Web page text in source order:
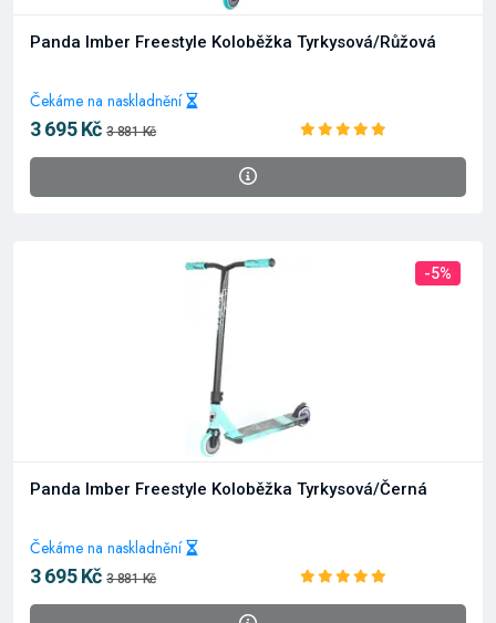
Panda Imber Freestyle Koloběžka Tyrkysová/Růžová
Čekáme na naskladnění
3 695 Kč 3 881 Kč
-5%
Panda Imber Freestyle Koloběžka Tyrkysová/Černá
Čekáme na naskladnění
3 695 Kč 3 881 Kč